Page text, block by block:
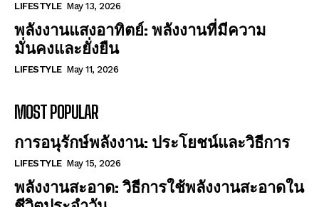
LIFESTYLE May 13, 2026
พลังงานแสงอาทิตย์: พลังงานที่มีความ
มั่นคงและยั่งยืน
LIFESTYLE May 11, 2026
MOST POPULAR
การอนุรักษ์พลังงาน: ประโยชน์และวิธีการ
LIFESTYLE May 15, 2026
พลังงานสะอาด: วิธีการใช้พลังงานสะอาดใน